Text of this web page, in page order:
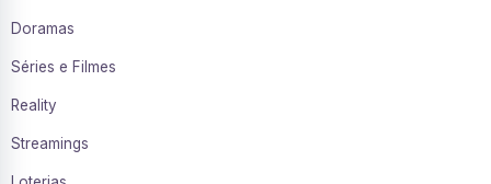
Doramas
Séries e Filmes
Reality
Streamings